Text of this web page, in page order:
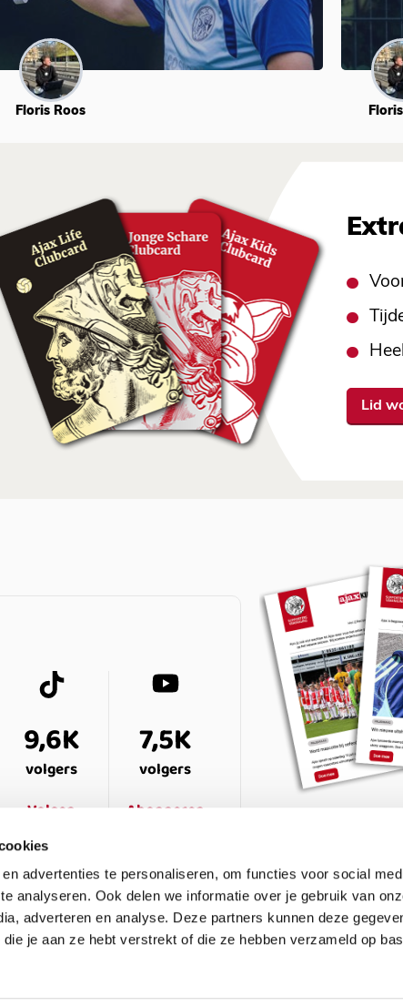
advertenties te personaliseren, om functies voor social
analyseren. Ook delen we informatie over je gebruik van
adverteren en analyse. Deze partners kunnen deze
je aan ze hebt verstrekt of die ze hebben verzameld op
Floris Roos
Lid
9,6K
volgers
Volgen
7,5K
volgers
Abonneren
VRAGEN